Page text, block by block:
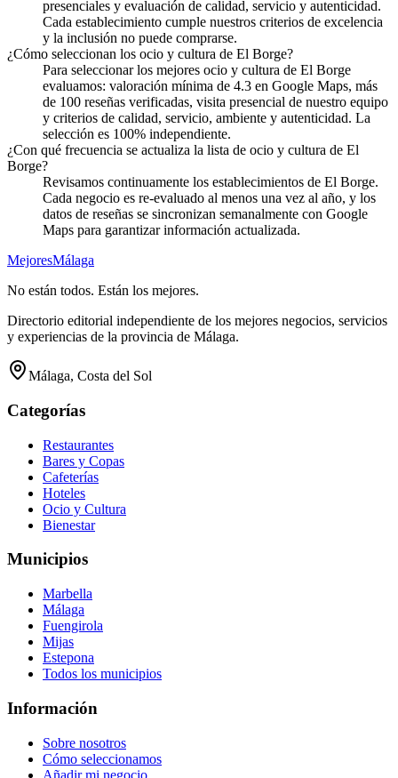
presenciales y evaluación de calidad, servicio y autenticidad.
Cada establecimiento cumple nuestros criterios de excelencia
y la inclusión no puede comprarse.
¿Cómo seleccionan los ocio y cultura de El Borge?
Para seleccionar los mejores ocio y cultura de El Borge
evaluamos: valoración mínima de 4.3 en Google Maps, más
de 100 reseñas verificadas, visita presencial de nuestro equipo
y criterios de calidad, servicio, ambiente y autenticidad. La
selección es 100% independiente.
¿Con qué frecuencia se actualiza la lista de ocio y cultura de El
Borge?
Revisamos continuamente los establecimientos de El Borge.
Cada negocio es re-evaluado al menos una vez al año, y los
datos de reseñas se sincronizan semanalmente con Google
Maps para garantizar información actualizada.
MejoresMálaga
No están todos. Están los mejores.
Directorio editorial independiente de los mejores negocios, servicios
y experiencias de la provincia de Málaga.
Málaga, Costa del Sol
Categorías
Restaurantes
Bares y Copas
Cafeterías
Hoteles
Ocio y Cultura
Bienestar
Municipios
Marbella
Málaga
Fuengirola
Mijas
Estepona
Todos los municipios
Información
Sobre nosotros
Cómo seleccionamos
Añadir mi negocio